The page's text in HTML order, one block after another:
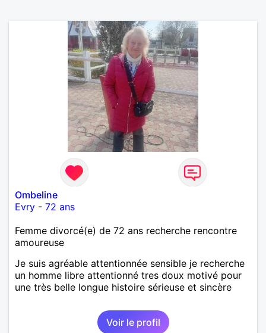
Ombeline
Evry - 72 ans
Femme divorcé(e) de 72 ans recherche rencontre
amoureuse
Je suis agréable attentionnée sensible je recherche
un homme libre attentionné tres doux motivé pour
une très belle longue histoire sérieuse et sincère
Voir le profil